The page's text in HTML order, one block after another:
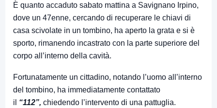
È quanto accaduto sabato mattina a Savignano Irpino,
dove un 47enne, cercando di recuperare le chiavi di
casa scivolate in un tombino, ha aperto la grata e si è
sporto, rimanendo incastrato con la parte superiore del
corpo all’interno della cavità.
Fortunatamente un cittadino, notando l’uomo all’interno
del tombino, ha immediatamente contattato
il “112”, chiedendo l’intervento di una pattuglia.